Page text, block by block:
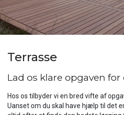
Terrasse
Lad os klare opgaven for
Hos os tilbyder vi en bred vifte af
Uanset om du skal have hjælp til det